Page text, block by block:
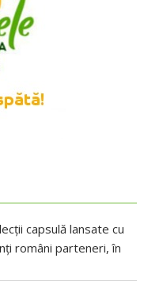
capsulă lansate cu
români parteneri, în